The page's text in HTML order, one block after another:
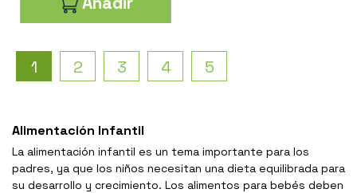
1 2 3 4 5
Alimentación Infantil
La alimentación infantil es un tema importante para los
padres, ya que los niños necesitan una dieta equilibrada para
su desarrollo y crecimiento. Los alimentos para bebés deben